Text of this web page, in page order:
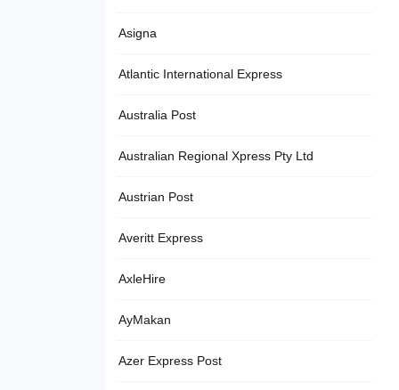
Asigna
Atlantic International Express
Australia Post
Australian Regional Xpress Pty Ltd
Austrian Post
Averitt Express
AxleHire
AyMakan
Azer Express Post